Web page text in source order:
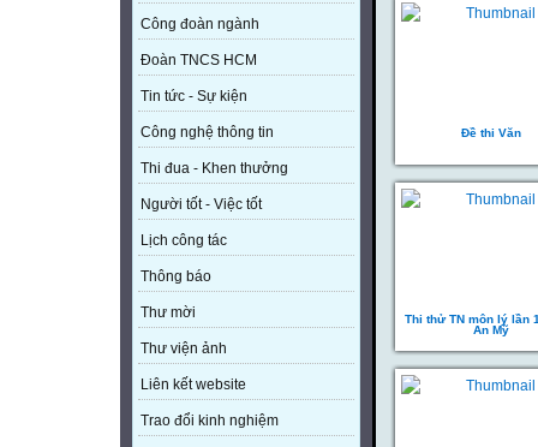
Công đoàn ngành
Đoàn TNCS HCM
Tin tức - Sự kiện
Công nghệ thông tin
Thi đua - Khen thưởng
Người tốt - Việc tốt
Lịch công tác
Thông báo
Thư mời
Thư viện ảnh
Liên kết website
Trao đổi kinh nghiệm
Đề thi Văn
Thi thử TN môn lý lần
An Mỹ